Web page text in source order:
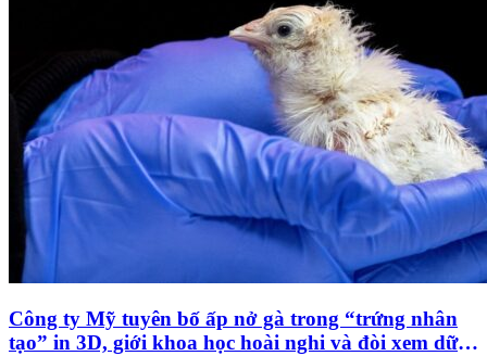
Công ty Mỹ tuyên bố ấp nở gà trong “trứng nhân
tạo” in 3D, giới khoa học hoài nghi và đòi xem dữ